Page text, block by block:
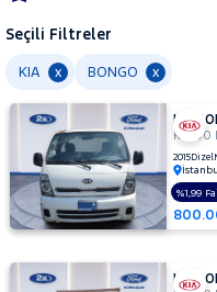
Tüm
Araçlar
AUDI
BMC
BMW
BYD
Seçili Filtreler
KIA x BONGO x
KIA
K2500
2015Dizel
%1,99
KIA